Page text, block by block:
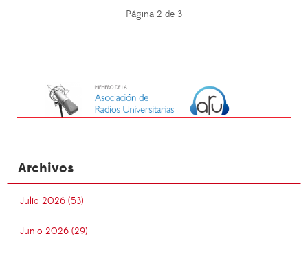
Página 2 de 3
Archivos
Julio 2026 (53)
Junio 2026 (29)